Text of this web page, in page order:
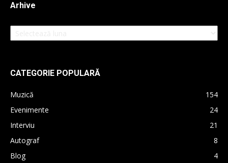
Arhive
Arhive
CATEGORIE POPULARĂ
Muzică
154
Evenimente
24
Interviu
21
Autograf
8
Blog
4